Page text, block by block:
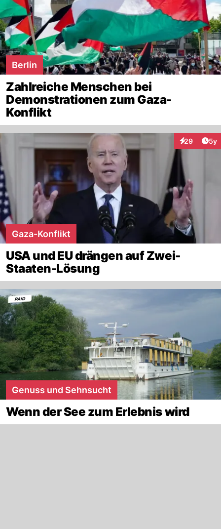
Berlin
Zahlreiche Menschen bei
Demonstrationen zum Gaza-
Konflikt
29
Interaktionen
5y
Gaza-Konflikt
USA und EU drängen auf Zwei-
Staaten-Lösung
Genuss und Sehnsucht
Wenn der See zum Erlebnis wird